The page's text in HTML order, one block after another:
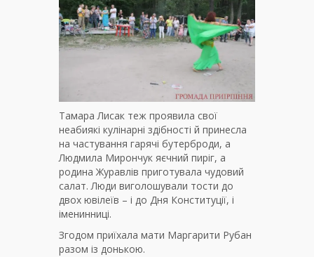
Тамара Лисак теж проявила свої
неабиякі кулінарні здібності й принесла
на частування гарячі бутерброди, а
Людмила Мирончук яєчний пиріг, а
родина Журавлів приготувала чудовий
салат. Люди виголошували тости до
двох ювілеїв – і до Дня Конституції, і
іменинниці.
Згодом приїхала мати Маргарити Рубан
разом із донькою.